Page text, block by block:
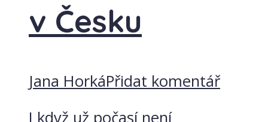
v Česku
Jana HorkáPřidat komentář
I když už počasí není